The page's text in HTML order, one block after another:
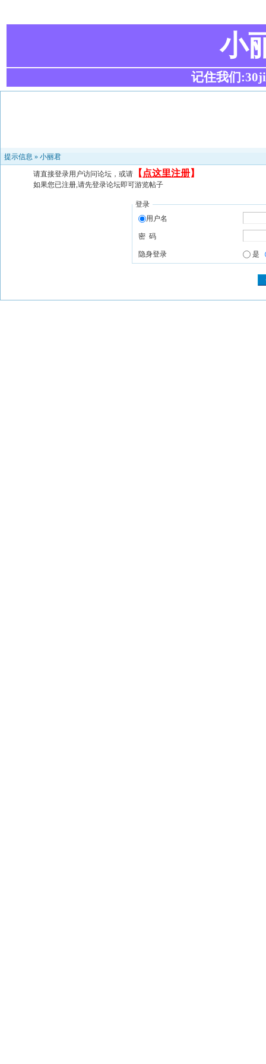
小
记住我们
提示信息 » 小丽君
请直接登录用户访问论坛，或请 【 点这里注册】
如果您已注册,请先登录论坛即可游览帖子
登录
用户名
密 码
隐身登录 是